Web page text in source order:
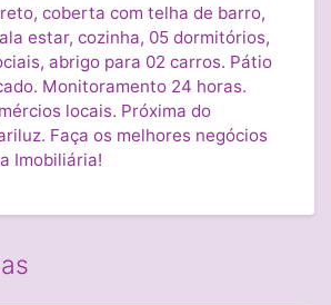
coberta com telha de barro,
estar, cozinha, 05 dormitórios,
abrigo para 02 carros. Pátio
Monitoramento 24 horas.
locais. Próxima do
Faça os melhores negócios
Imobiliária!